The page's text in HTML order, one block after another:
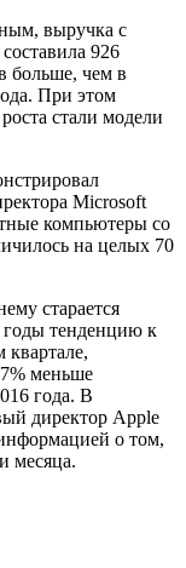
выручка с
926
больше, чем в
При этом
стали модели
Microsoft
компьютеры со
на целых 70
старается
тенденцию к
меньше
года. В
директор Apple
о том,
месяца.